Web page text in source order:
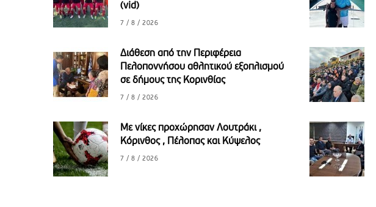
(vid)
7 / 8 / 2026
Διάθεση από την Περιφέρεια
Πελοποννήσου αθλητικού εξοπλισμού
σε δήμους της Κορινθίας
7 / 8 / 2026
Με νίκες προχώρησαν Λουτράκι ,
Κόρινθος , Πέλοπας και Κύψελος
7 / 8 / 2026